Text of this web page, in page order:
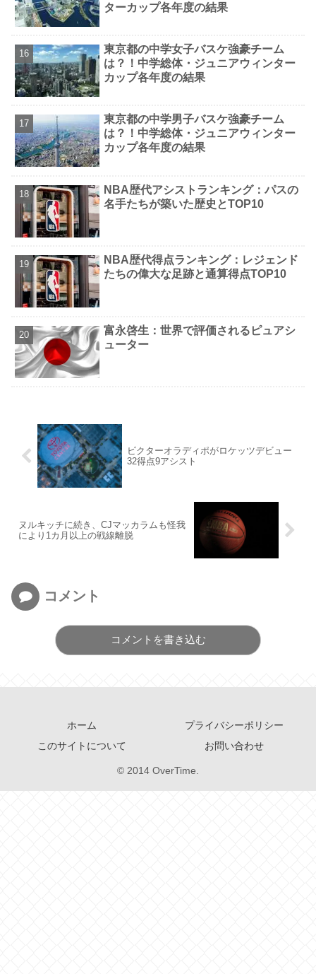
ターカップ各年度の結果
東京都の中学女子バスケ強豪チーム
は？！中学総体・ジュニアウィンター
カップ各年度の結果
東京都の中学男子バスケ強豪チーム
は？！中学総体・ジュニアウィンター
カップ各年度の結果
NBA歴代アシストランキング：パスの
名手たちが築いた歴史とTOP10
NBA歴代得点ランキング：レジェンド
たちの偉大な足跡と通算得点TOP10
富永啓生：世界で評価されるピュアシ
ューター
ビクターオラディポがロケッツデビュー
32得点9アシスト
ヌルキッチに続き、CJマッカラムも怪我
により1カ月以上の戦線離脱
コメント
コメントを書き込む
ホーム
プライバシーポリシー
このサイトについて
お問い合わせ
© 2014 OverTime.